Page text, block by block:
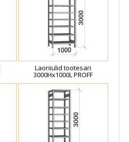
Laoriiulid tootesari
3000Hx1000L PROFF